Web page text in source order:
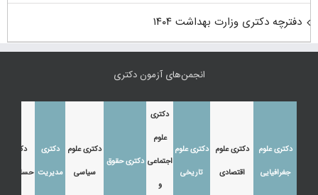
دفترچه دکتری وزارت بهداشت ۱۴۰۴
انجمن‌های آزمون دکتری
دکتری علوم
جغرافیایی
دکتری علوم
اقتصادی
دکتری علوم
تاریخی
دکتری
علوم
اجتماعی
و
دکتری حقوق
دکتری علوم
سیاسی
دکتری
مدیریت
دکتری
حسابداری